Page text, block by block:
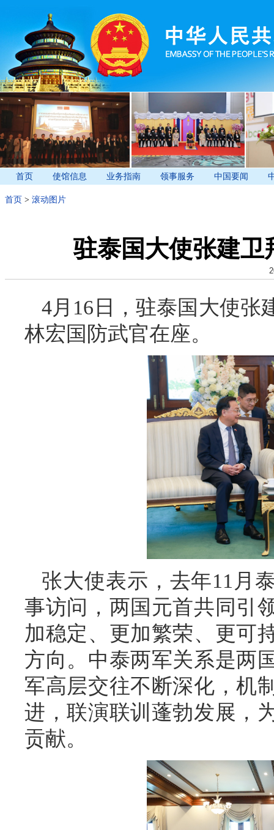
首页 使馆信息 业务指南 领事服务 中国要闻
首页 > 滚动图片
驻泰国大使张建卫
4月16日，驻泰国大使张
林宏国防武官在座。
张大使表示，去年11月
事访问，两国元首共同引
加稳定、更加繁荣、更可
方向。中泰两军关系是两
军高层交往不断深化，机
进，联演联训蓬勃发展，
贡献。